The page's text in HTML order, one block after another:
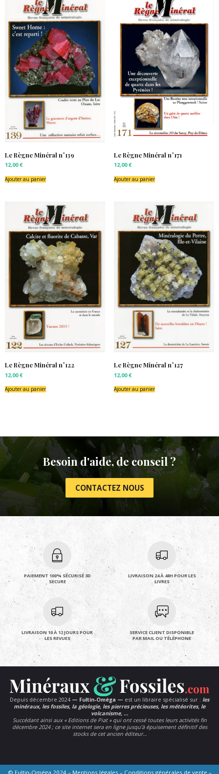
Le Règne Minéral n°139
12,00€
Ajouter au panier
Le Règne Minéral n°171
12,00€
Ajouter au panier
Le Règne Minéral n°122
12,00€
Ajouter au panier
Le Règne Minéral n°127
12,00€
Ajouter au panier
Besoin d'aide, de conseil ?
CONTACTEZ NOUS
PAIEMENT 100% SÉCURISÉ 3D
SECURE
LIVRAISON 24 À 48H POUR LES
LIVRES
LIVRAISON 10 À 12 JOURS POUR
LES REVUES
SERVICE CLIENT DISPONIBLE
PAR MAIL OU TÉLÉPHONE
Depuis décembre 2024 — Fultin-Oméga — est un libraire spécialisé sur : les
minéraux, les fossiles, la géologie, les pierres précieuses, les météorites, le
volcanisme, …
Succédant ainsi aux « Editions de Piat » qui ont cessé toutes leurs activités fin
décembre 2024 ; ce site internet sera en ligne jusqu’à épuisement définitif des
stocks de cet ancien éditeur…
© Fultin-Oméga 2024 – Mentions légales – Conditions générales de vente –